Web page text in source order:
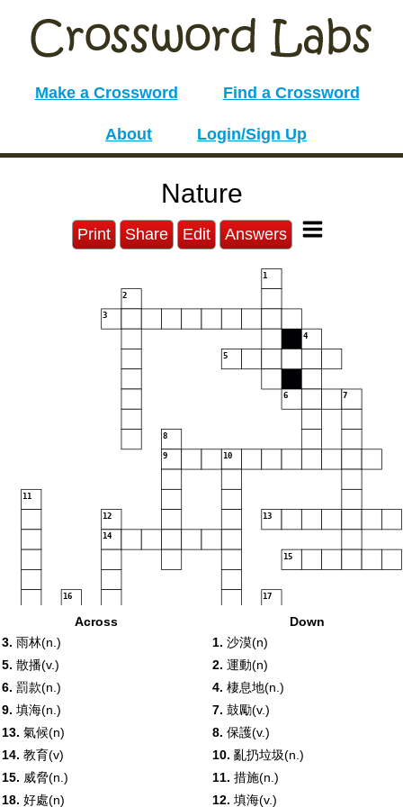
Make a Crossword Find a Crossword
About Login/Sign Up
Nature
Print Share Edit Answers
1
2
3
4
5
6 7
8
9 10
11
12 13
14
15
16 17
Across
3. 雨林(n.)
5. 散播(v.)
6. 罰款(n.)
9. 填海(n.)
13. 氣候(n)
14. 教育(v)
15. 威脅(n.)
18. 好處(n)
Down
1. 沙漠(n)
2. 運動(n)
4. 棲息地(n.)
7. 鼓勵(v.)
8. 保護(v.)
10. 亂扔垃圾(n.)
11. 措施(n.)
12. 填海(v.)